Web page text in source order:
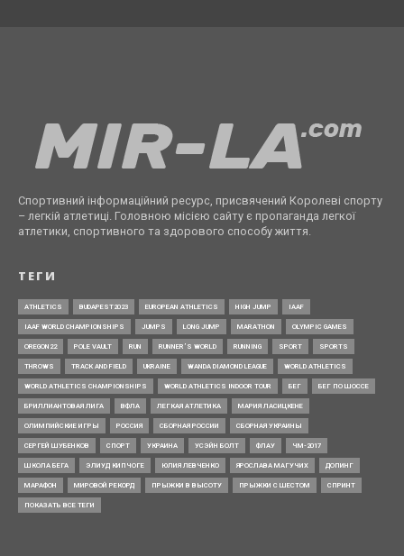
Спортивний інформаційний ресурс, присвячений Королеві спорту
– легкій атлетиці. Головною місією сайту є пропаганда легкої
атлетики, спортивного та здорового способу життя.
ТЕГИ
ATHLETICS BUDAPEST2023 EUROPEAN ATHLETICS HIGH JUMP IAAF
IAAF WORLD CHAMPIONSHIPS JUMPS LONG JUMP MARATHON OLYMPIC GAMES
OREGON22 POLE VAULT RUN RUNNER’S WORLD RUNNING SPORT SPORTS
THROWS TRACK AND FIELD UKRAINE WANDA DIAMOND LEAGUE WORLD ATHLETICS
WORLD ATHLETICS CHAMPIONSHIPS WORLD ATHLETICS INDOOR TOUR БЕГ БЕГ ПО ШОССЕ
БРИЛЛИАНТОВАЯ ЛИГА ВФЛА ЛЕГКАЯ АТЛЕТИКА МАРИЯ ЛАСИЦКЕНЕ
ОЛИМПИЙСКИЕ ИГРЫ РОССИЯ СБОРНАЯ РОССИИ СБОРНАЯ УКРАИНЫ
СЕРГЕЙ ШУБЕНКОВ СПОРТ УКРАИНА УСЭЙН БОЛТ ФЛАУ ЧМ-2017
ШКОЛА БЕГА ЭЛИУД КИПЧОГЕ ЮЛИЯ ЛЕВЧЕНКО ЯРОСЛАВА МАГУЧИХ ДОПИНГ
МАРАФОН МИРОВОЙ РЕКОРД ПРЫЖКИ В ВЫСОТУ ПРЫЖКИ С ШЕСТОМ СПРИНТ
ПОКАЗАТЬ ВСЕ ТЕГИ